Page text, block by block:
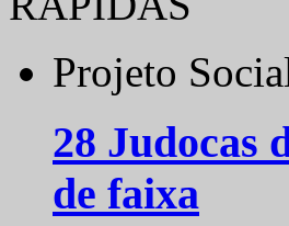
Projeto
28 Judocas
de faixa